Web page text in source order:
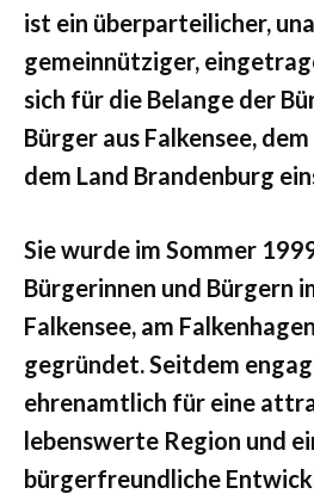
ist ein überparteilicher,
gemeinnütziger,
sich für die Belange der
Bürger aus Falkensee,
dem Land Brandenburg
Sie wurde im Sommer
Bürgerinnen und Bürgern
Falkensee, am
gegründet. Seitdem
ehrenamtlich für eine
lebenswerte Region und
bürgerfreundliche